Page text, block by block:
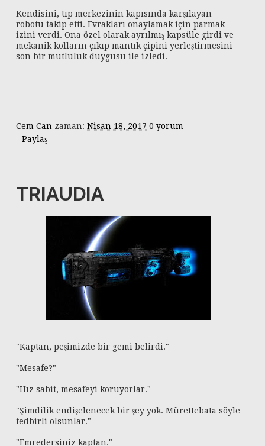
Kendisini, tıp merkezinin kapısında karşılayan
robotu takip etti. Evrakları onaylamak için parmak
izini verdi. Ona özel olarak ayrılmış kapsüle girdi ve
mekanik kolların çıkıp mantık çipini yerleştirmesini
son bir mutluluk duygusu ile izledi.
Cem Can zaman: Nisan 18, 2017 0 yorum
Paylaş
TRIAUDIA
"Kaptan, peşimizde bir gemi belirdi."
"Mesafe?"
"Hız sabit, mesafeyi koruyorlar."
"Şimdilik endişelenecek bir şey yok. Mürettebata söyle
tedbirli olsunlar."
"Emredersiniz kaptan."